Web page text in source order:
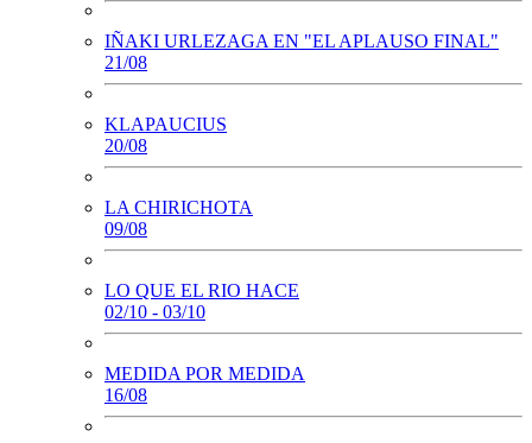
IÑAKI URLEZAGA EN "EL APLAUSO FINAL"
21/08
KLAPAUCIUS
20/08
LA CHIRICHOTA
09/08
LO QUE EL RIO HACE
02/10 - 03/10
MEDIDA POR MEDIDA
16/08